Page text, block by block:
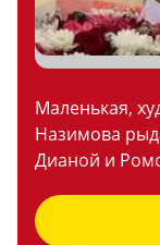
Маленькая,
Назимова
Дианой и